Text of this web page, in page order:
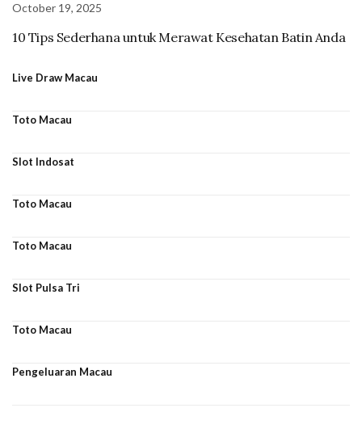
October 19, 2025
10 Tips Sederhana untuk Merawat Kesehatan Batin Anda
Live Draw Macau
Toto Macau
Slot Indosat
Toto Macau
Toto Macau
Slot Pulsa Tri
Toto Macau
Pengeluaran Macau